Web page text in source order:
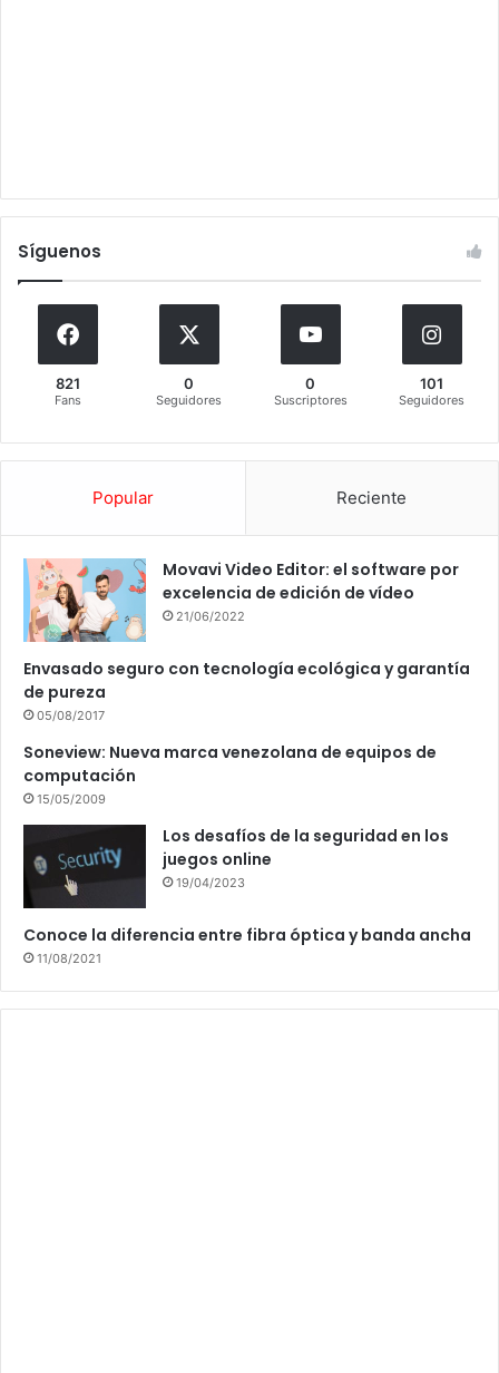
Síguenos
821
Fans
0
Seguidores
0
Suscriptores
101
Seguidores
Popular Reciente
Movavi Video Editor: el software por
excelencia de edición de vídeo
21/06/2022
Envasado seguro con tecnología ecológica y garantía
de pureza
05/08/2017
Soneview: Nueva marca venezolana de equipos de
computación
15/05/2009
Los desafíos de la seguridad en los
juegos online
19/04/2023
Conoce la diferencia entre fibra óptica y banda ancha
11/08/2021